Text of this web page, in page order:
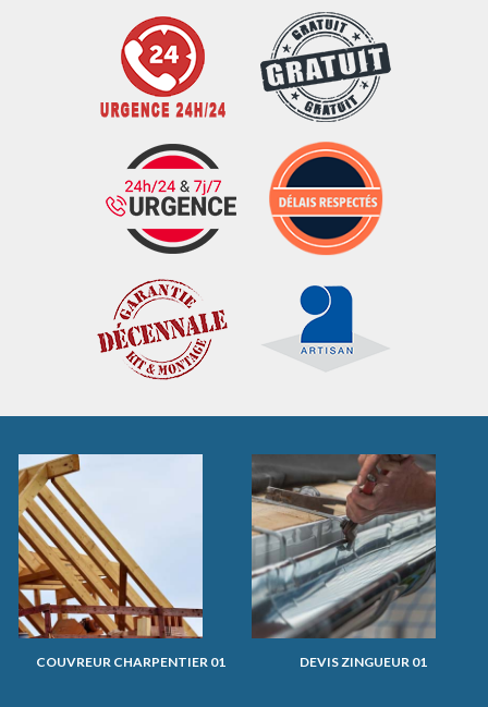
COUVREUR CHARPENTIER 01 DEVIS ZINGUEUR 01